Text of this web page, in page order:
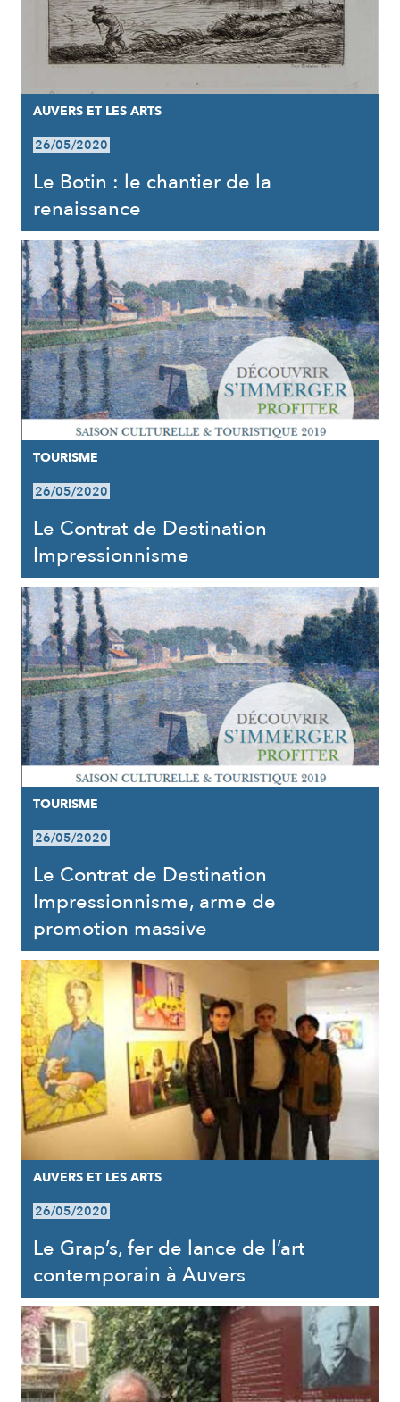
AUVERS ET LES ARTS
26/05/2020
Le Botin : le chantier de la
renaissance
TOURISME
26/05/2020
Le Contrat de Destination
Impressionnisme
TOURISME
26/05/2020
Le Contrat de Destination
Impressionnisme, arme de
promotion massive
AUVERS ET LES ARTS
26/05/2020
Le Grap’s, fer de lance de l’art
contemporain à Auvers